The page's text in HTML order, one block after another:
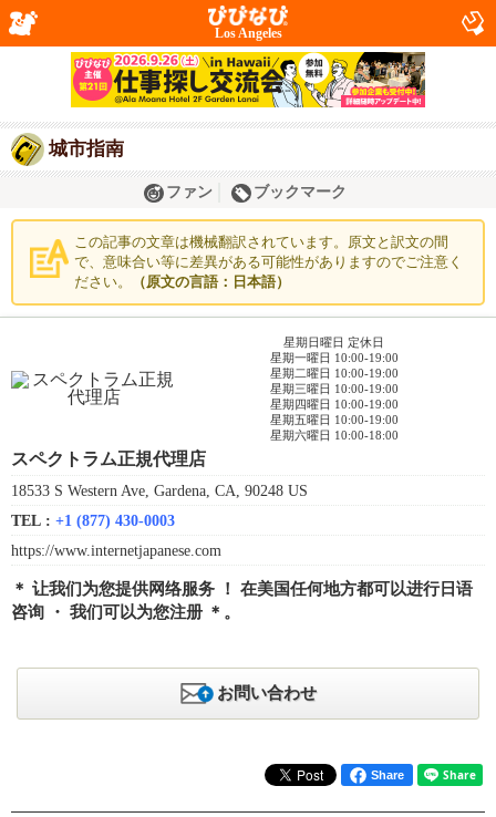
Los Angeles
城市指南
ファン ブックマーク
この記事の文章は機械翻訳されています。原文と訳文の間
で、意味合い等に差異がある可能性がありますのでご注意く
ださい。
（原文の言語：日本語）
星期日曜日 定休日
星期一曜日 10:00-19:00
星期二曜日 10:00-19:00
星期三曜日 10:00-19:00
星期四曜日 10:00-19:00
星期五曜日 10:00-19:00
星期六曜日 10:00-18:00
スペクトラム正規代理店
18533 S Western Ave, Gardena, CA, 90248 US
TEL : +1 (877) 430-0003
https://www.internetjapanese.com
＊ 让我们为您提供网络服务 ！ 在美国任何地方都可以进行日语
咨询 ・ 我们可以为您注册 ＊。
お問い合わせ
Share